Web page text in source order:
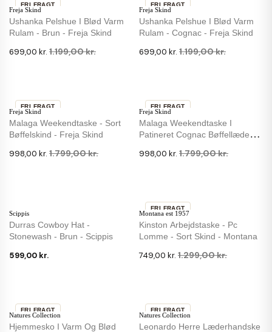
Freja Skind
Ushanka Pelshue I Blød Varm
Rulam - Brun - Freja Skind
699,00 kr. 1.199,00 kr.
-42 %
FRI FRAGT
Freja Skind
Ushanka Pelshue I Blød Varm
Rulam - Cognac - Freja Skind
699,00 kr. 1.199,00 kr.
-42 %
FRI FRAGT
Freja Skind
Malaga Weekendtaske - Sort
Bøffelskind - Freja Skind
998,00 kr. 1.799,00 kr.
-45 %
FRI FRAGT
Freja Skind
Malaga Weekendtaske I
Patineret Cognac Bøffellæder -
998,00 kr. 1.799,00 kr.
-45 %
FRI FRAGT
Scippis
Durras Cowboy Hat -
Stonewash - Brun - Scippis
599,00 kr.
Montana est 1957
Kinston Arbejdstaske - Pc
Lomme - Sort Skind - Montana
749,00 kr. 1.299,00 kr.
FRI FRAGT
Natures Collection
Hjemmesko I Varm Og Blød
FRI FRAGT
Natures Collection
Leonardo Herre Læderhandske
FRI FRAGT